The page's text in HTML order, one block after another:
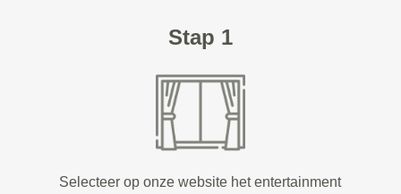
Stap 1
Selecteer op onze website het entertainment